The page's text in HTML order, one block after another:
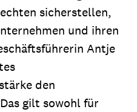
sicherstellen,
und ihren
Antje
den
gilt sowohl für